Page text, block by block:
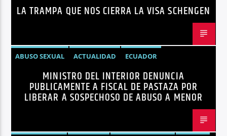
LIBRE COMERCIO
NOTICIAS
NOTICIAS ECUADOR
LA TRAMPA QUE NOS CIERRA LA VISA SCHENGEN
ABUSO SEXUAL ACTUALIDAD
ECUADOR
JOHN REIMBERG
MINISTRO DEL INTERIOR
NOTICIAS
SEGURIDAD
MINISTRO DEL INTERIOR DENUNCIA
PUBLICAMENTE A FISCAL DE PASTAZA POR
LIBERAR A SOSPECHOSO DE ABUSO A MENOR